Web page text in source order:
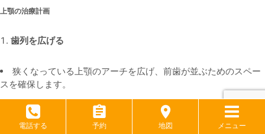
電話する 予約 地図 メニュー
上顎の治療計画
歯列を広げる
狭くなっている上顎のアーチを広げ、前歯が並ぶためのスペー
スを確保します。
スペースを活用して歯を並べる